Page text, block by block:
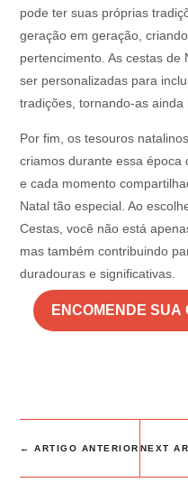
pode ter suas próprias
geração em geração,
pertencimento. As cestas de
ser personalizadas para
tradições, tornando-as ainda
Por fim, os tesouros
criamos durante essa época
e cada momento
Natal tão especial. Ao
Cestas, você não está
mas também contribuindo
duradouras e significativas.
ENCOMENDE
←ARTIGO ANTERIOR NEXT